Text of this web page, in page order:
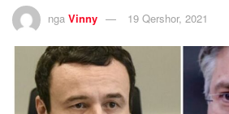
nga Vinny 19 Qershor, 2021